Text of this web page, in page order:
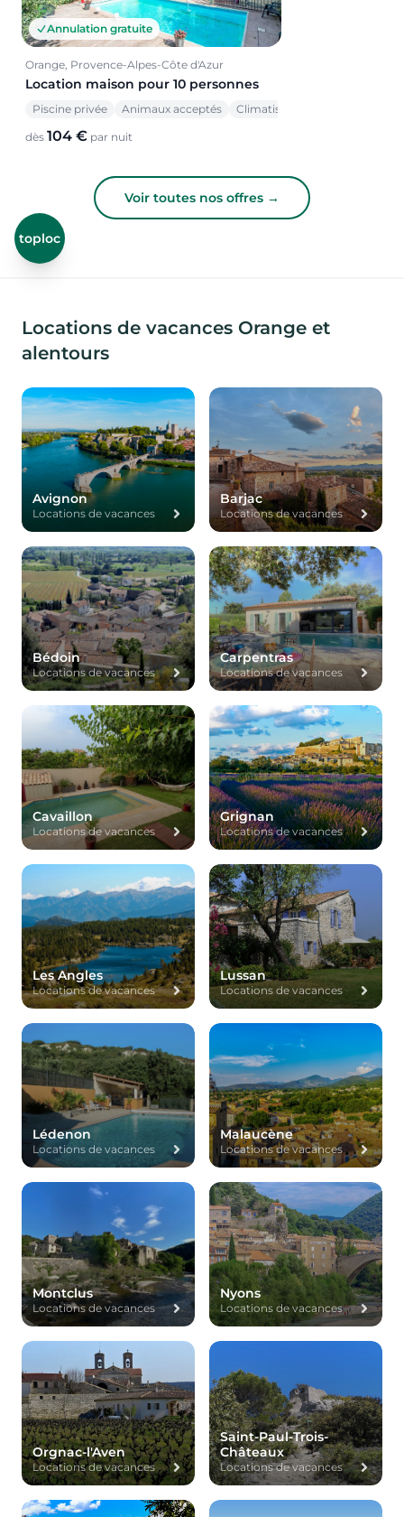
Annulation gratuite
Orange, Provence-Alpes-Côte d'Azur
Location maison pour 10 personnes
Piscine privée Animaux acceptés Climatisation
dès 104 € par nuit
Voir toutes nos offres →
toploc
Locations de vacances Orange et
alentours
Avignon
Locations de vacances
Barjac
Locations de vacances
Bédoin
Locations de vacances
Carpentras
Locations de vacances
Cavaillon
Locations de vacances
Grignan
Locations de vacances
Les Angles
Locations de vacances
Lussan
Locations de vacances
Lédenon
Locations de vacances
Malaucène
Locations de vacances
Montclus
Locations de vacances
Nyons
Locations de vacances
Orgnac-l'Aven
Locations de vacances
Saint-Paul-Trois-
Châteaux
Locations de vacances